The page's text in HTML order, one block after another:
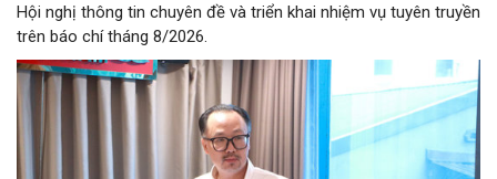
Hội nghị thông tin chuyên đề và triển khai nhiệm vụ tuyên truyền
trên báo chí tháng 8/2026.